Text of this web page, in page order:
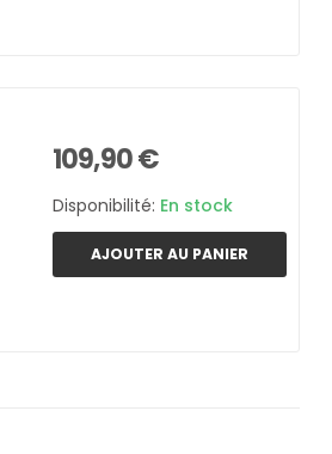
109,90 €
Disponibilité: En stock
AJOUTER AU PANIER